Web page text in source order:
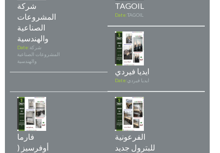
شركة
المشروعات
الصناعية
والهندسية
Date:شركة
المشروعات الصناعية
والهندسية
TAGOIL
Date:TAGOIL
ايديا فيردي
Date:ايديا فيردي
فارما
أوفرسيز (
الفرعونية
للبترول جديد